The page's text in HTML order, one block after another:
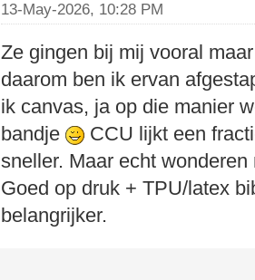
13-May-2026, 10:28 PM
Ze gingen bij mij vooral
daarom ben ik ervan
ik canvas, ja op die manier
bandje
CCU lijkt een
sneller. Maar echt
Goed op druk + TPU/latex
belangrijker.